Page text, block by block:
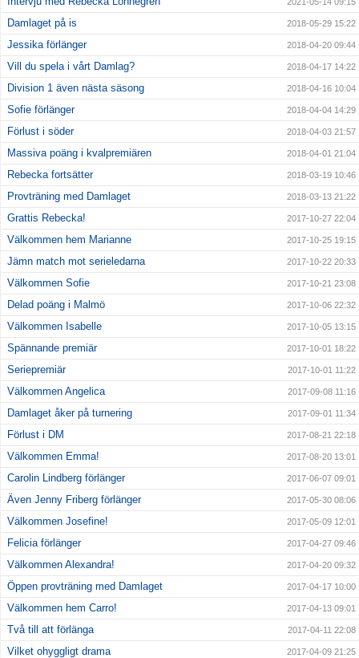
Damlaget på is 2018-05-29 15:22
Jessika förlänger 2018-04-20 09:44
Vill du spela i vårt Damlag? 2018-04-17 14:22
Division 1 även nästa säsong 2018-04-16 10:04
Sofie förlänger 2018-04-04 14:29
Förlust i söder 2018-04-03 21:57
Massiva poäng i kvalpremiären 2018-04-01 21:04
Rebecka fortsätter 2018-03-19 10:46
Provträning med Damlaget 2018-03-13 21:22
Grattis Rebecka! 2017-10-27 22:04
Välkommen hem Marianne 2017-10-25 19:15
Jämn match mot serieledarna 2017-10-22 20:33
Välkommen Sofie 2017-10-21 23:08
Delad poäng i Malmö 2017-10-06 22:32
Välkommen Isabelle 2017-10-05 13:15
Spännande premiär 2017-10-01 18:22
Seriepremiär 2017-10-01 11:22
Välkommen Angelica 2017-09-08 11:16
Damlaget åker på turnering 2017-09-01 11:34
Förlust i DM 2017-08-21 22:18
Välkommen Emma! 2017-08-20 13:01
Carolin Lindberg förlänger 2017-06-07 09:01
Även Jenny Friberg förlänger 2017-05-30 08:06
Välkommen Josefine! 2017-05-09 12:01
Felicia förlänger 2017-04-27 09:46
Välkommen Alexandra! 2017-04-20 09:32
Öppen provträning med Damlaget 2017-04-17 10:00
Välkommen hem Carro! 2017-04-13 09:01
Två till att förlänga 2017-04-11 22:08
Vilket ohyggligt drama 2017-04-09 21:25